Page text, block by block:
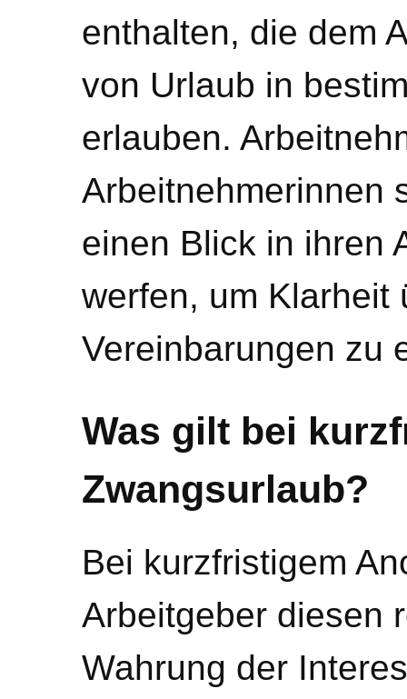
enthalten, die dem
von Urlaub in
erlauben.
Arbeitnehmerinnen
einen Blick in ihren
werfen, um Klarheit
Vereinbarungen zu
Was gilt bei
Zwangsurlaub?
Bei kurzfristigem
Arbeitgeber diesen
Wahrung der